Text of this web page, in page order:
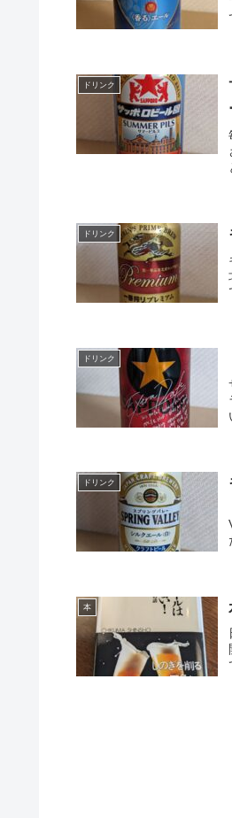
ドリンク
ドリンク
ドリンク
ドリンク
本